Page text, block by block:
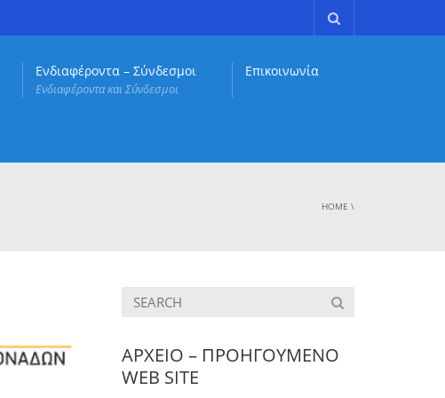
Ενδιαφέροντα – Σύνδεσμοι
Ενδιαφέροντα και Σύνδεσμοι
Επικοινωνία
HOME \
ΑΡΧΕΙΟ – ΠΡΟΗΓΟΥΜΕΝΟ
WEB SITE